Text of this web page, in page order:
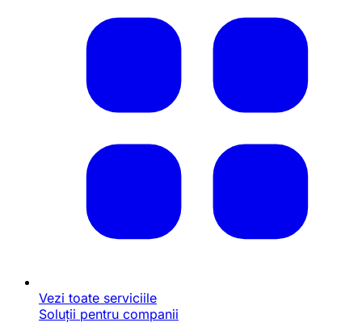
Vezi toate serviciile
Soluții pentru companii